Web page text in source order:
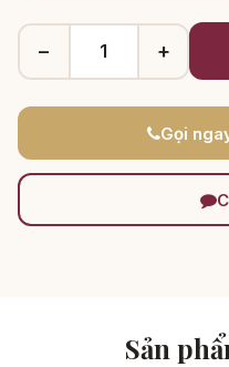
− +
Gọi
Sản